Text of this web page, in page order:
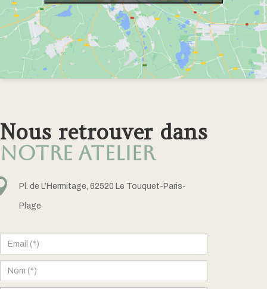
Nous retrouver dans
notre atelier
Pl. de L’Hermitage, 62520 Le Touquet-Paris-
Plage